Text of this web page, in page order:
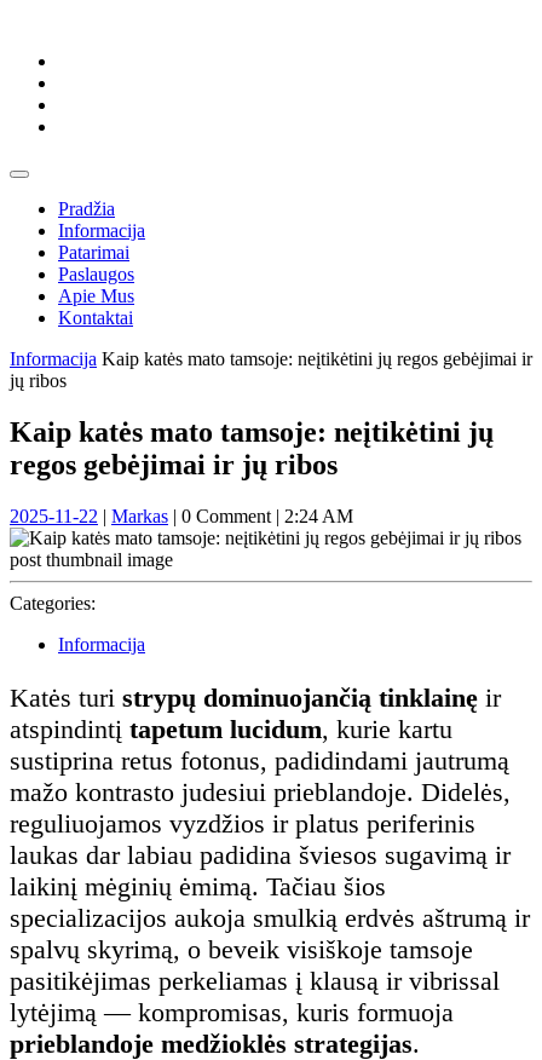
content
Skip
content
Open
ButtonPradžia
Informacija
Patarimai
Paslaugos
Apie Mus
Kontaktai
Close
Button
Informacija Kaip katės mato tamsoje: neįtikėtini jų regos gebėjimai ir
jų ribos
Kaip katės mato tamsoje: neįtikėtini jų
regos gebėjimai ir jų ribos
2025-11-22 2025-
11-
22
| MarkasMarkas
| 0 Comment | 2:24 AM
Categories:
Informacija
Katės turi strypų dominuojančią tinklainę ir
atspindintį tapetum lucidum, kurie kartu
sustiprina retus fotonus, padidindami jautrumą
mažo kontrasto judesiui prieblandoje. Didelės,
reguliuojamos vyzdžios ir platus periferinis
laukas dar labiau padidina šviesos sugavimą ir
laikinį mėginių ėmimą. Tačiau šios
specializacijos aukoja smulkią erdvės aštrumą ir
spalvų skyrimą, o beveik visiškoje tamsoje
pasitikėjimas perkeliamas į klausą ir vibrissal
lytėjimą — kompromisas, kuris formuoja
prieblandoje medžioklės strategijas.